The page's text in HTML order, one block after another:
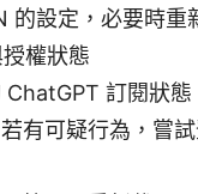
的設定，必要時重
權狀態
ChatGPT 訂閱狀
有可疑行為，嘗